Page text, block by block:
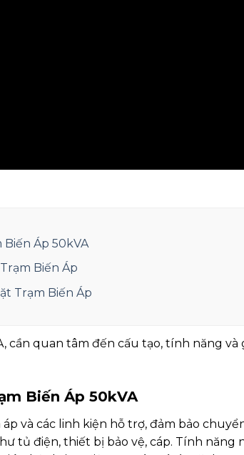
Biến Áp 50kVA
Biến Áp
Trạm Biến Áp
cần quan tâm đến cấu tạo, tính năng và
Biến Áp 50kVA
và các linh kiện hỗ trợ, đảm bảo
tủ điện, thiết bị bảo vệ, cáp. Tính năng